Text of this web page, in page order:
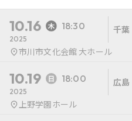
10.16 18:30
2025
千葉
市川市文化会館 大ホール
10.19 18:00
2025
広島
上野学園ホール